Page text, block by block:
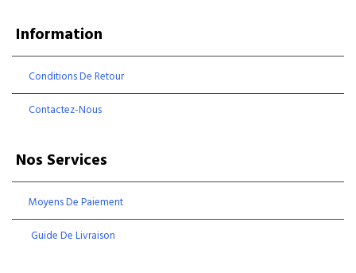
Information
Conditions De Retour
Contactez-Nous
Nos Services
Moyens De Paiement
Guide De Livraison